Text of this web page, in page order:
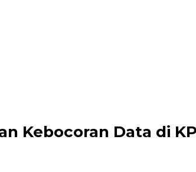
Kebocoran Data di